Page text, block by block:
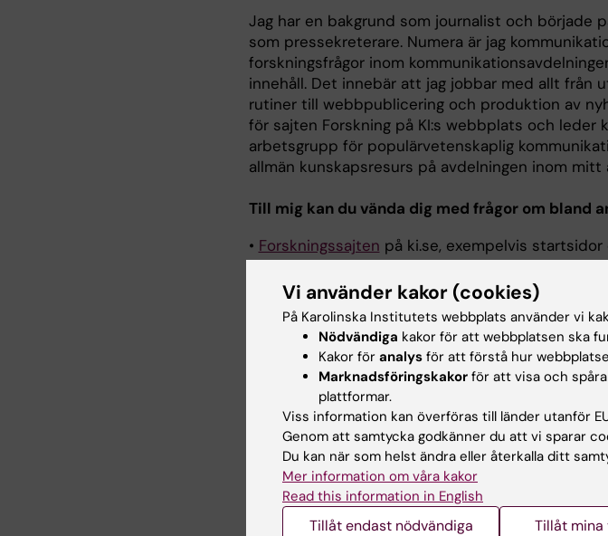
Jag har en bakgrund som journalist och började
som pressekreterare. Numera är jag
forskningsfrågor inom
innehåll. Det innebär att jag jobbar med allt från
rutiner till webbpublicering och produktion av
för sajten Forskning på KI:s webbplats och leder
arbetsgrupp för populärvetenskaplig
allmän kunskapsresurs på avdelningen inom mitt
Till mig kan du vända dig med frågor om bland
• Forskningssajten på ki.se, exempelvis
professorer och ämnesöversikter med
• Nyheter om vetenskapliga artiklar och
• Toppublikationer på centrala webbsidor.
Kommunikation för EU-samarbetsprojekt.
• KI:s medverkan i Forskning.se.
• De nummer av KI:snyhetsbrev Medicinvetaren
som turas om).
• Riktlinjer och rådgivning inom området
Vi använder kakor (cookies)
På Karolinska Institutets webbplats använder vi
Nödvändiga kakor för att webbplatsen ska
Kakor för analys för att förstå hur
Marknadsföringskakor för att visa och
plattformar.
Viss information kan överföras till länder utanför
Genom att samtycka godkänner du att vi sparar
Du kan när som helst ändra eller återkalla ditt
Mer information om våra kakor
Read this information in English
Tillåt endast nödvändiga Tillåt mina